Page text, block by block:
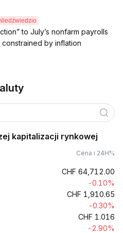
Niedźwiedzio
to July’s nonfarm payrolls
by inflation
kapitalizacji rynkowej
Cena i 24H%
CHF 64,712.00
-0.10%
CHF 1,910.65
-0.30%
CHF 1.016
-2.90%